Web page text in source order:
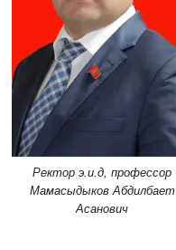
Ректор э.и.д, профессор
Мамасыдыков Абдилбает
Асанович